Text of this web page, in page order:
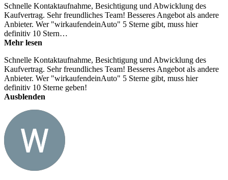
Schnelle Kontaktaufnahme, Besichtigung und Abwicklung des
Kaufvertrag. Sehr freundliches Team! Besseres Angebot als andere
Anbieter. Wer "wirkaufendeinAuto" 5 Sterne gibt, muss hier
definitiv 10 Stern…
Mehr lesen
Schnelle Kontaktaufnahme, Besichtigung und Abwicklung des
Kaufvertrag. Sehr freundliches Team! Besseres Angebot als andere
Anbieter. Wer "wirkaufendeinAuto" 5 Sterne gibt, muss hier
definitiv 10 Sterne geben!
Ausblenden